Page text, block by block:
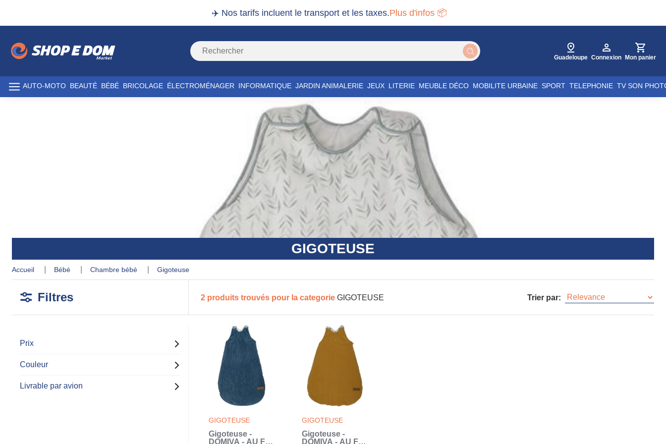
✈️ Nos tarifs incluent le transport et les taxes.Plus d'infos 📦
Guadeloupe Connexion Mon panier
AUTO-MOTO BEAUTÉ BÉBÉ BRICOLAGE ÉLECTROMÉNAGER INFORMATIQUE JARDIN ANIMALERIE JEUX LITERIE MEUBLE DÉCO MOBILITE URBAINE SPORT TELEPHONIE TV SON
GIGOTEUSE
accueil bébé chambre bébé gigoteuse
Filtres 2 produits trouvés pour la categorie GIGOTEUSE Trier par:
Prix
Couleur
Livrable par avion
GIGOTEUSE
Gigoteuse -
DOMIVA - AU FIL
GIGOTEUSE
Gigoteuse -
DOMIVA - AU FIL